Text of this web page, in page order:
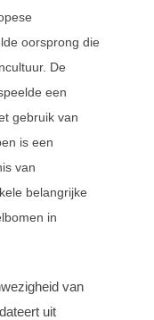
oorsprong die
De
een
gebruik van
is een
van
belangrijke
in
van
uit